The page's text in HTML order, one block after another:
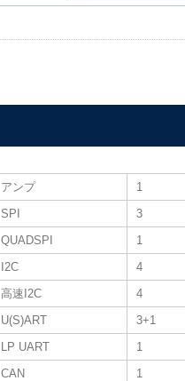
アンプ
1
SPI
3
QUADSPI
1
I2C
4
高速I2C
4
U(S)ART
3+1
LP UART
1
CAN
1